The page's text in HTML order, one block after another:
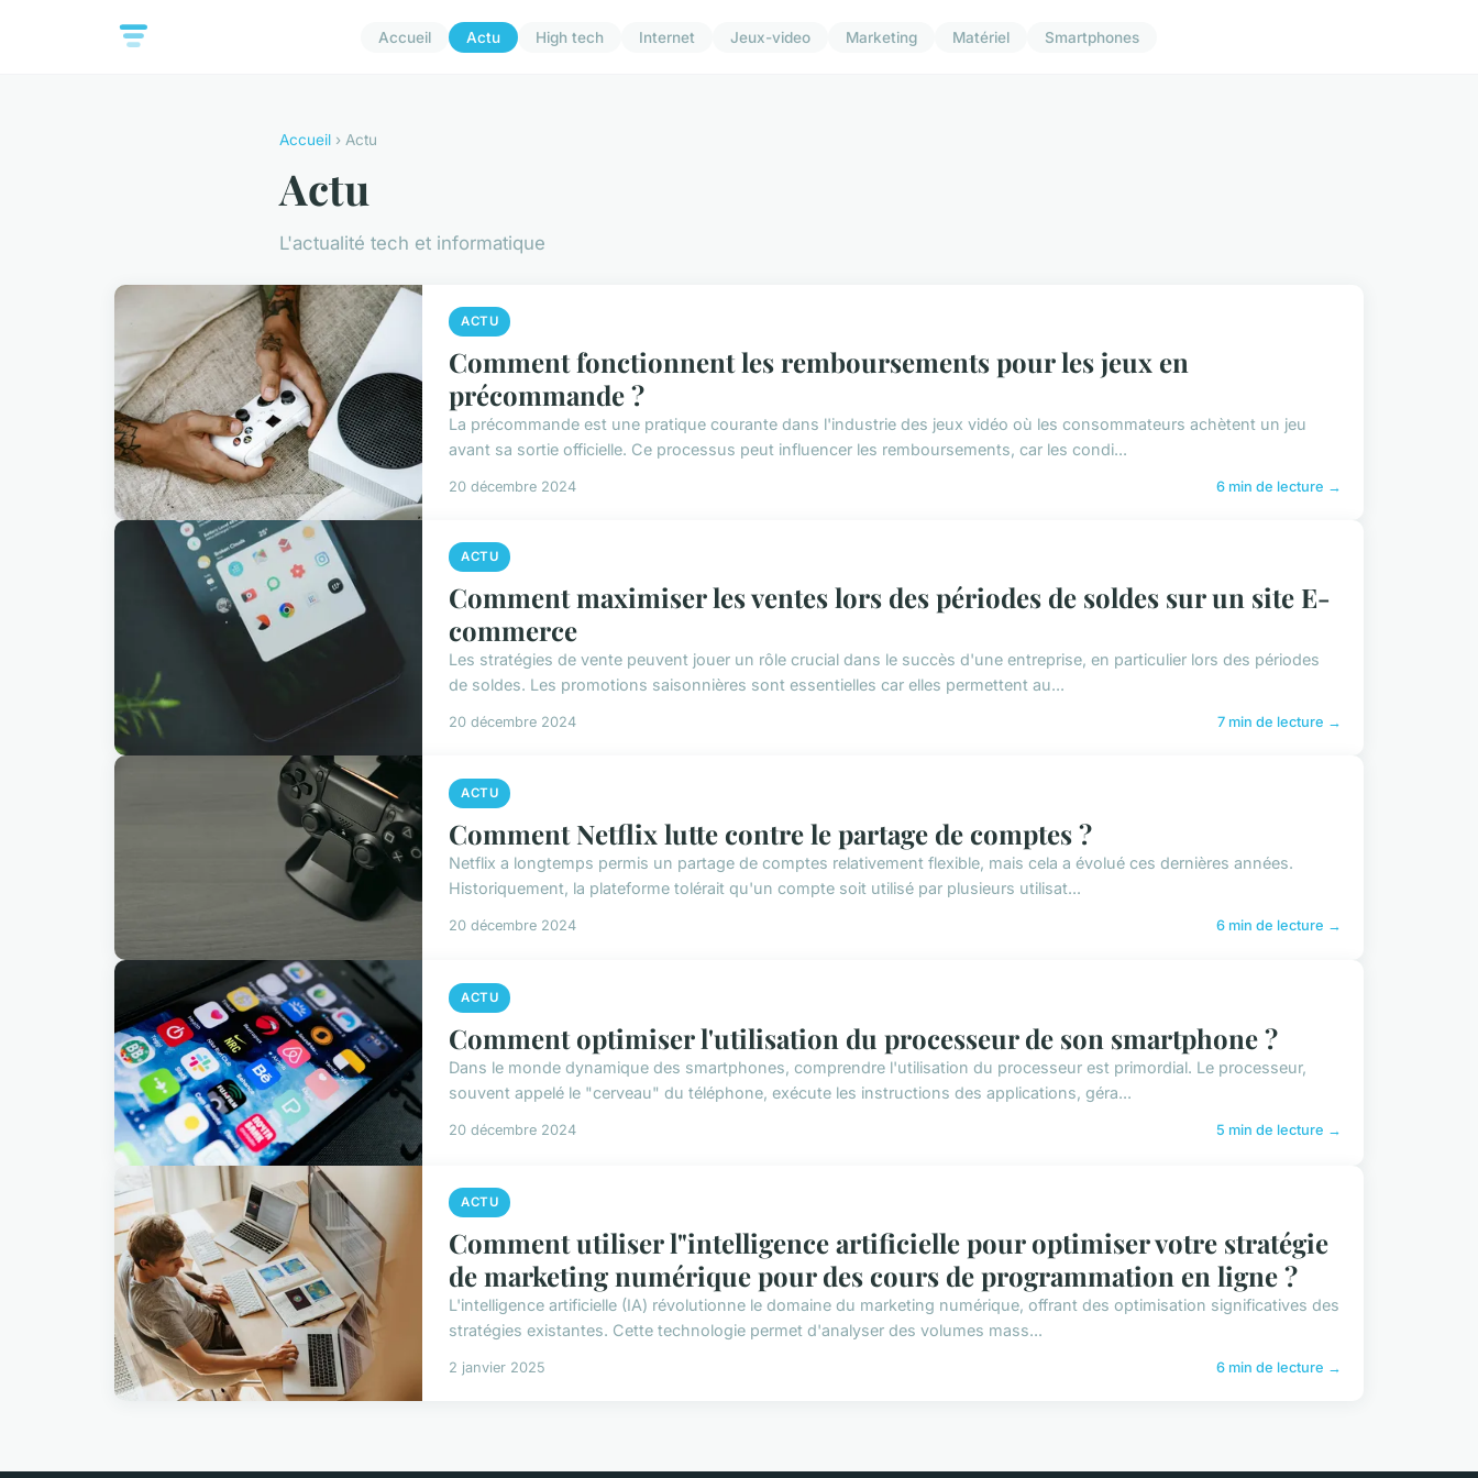
Accueil Actu High tech Internet Jeux-video Marketing Matériel Smartphones
Accueil › Actu
Actu
L'actualité tech et informatique
ACTU
Comment fonctionnent les remboursements pour les jeux en
précommande ?
La précommande est une pratique courante dans l'industrie des jeux vidéo où les consommateurs achètent un jeu
avant sa sortie officielle. Ce processus peut influencer les remboursements, car les condi...
20 décembre 2024 6 min de lecture →
ACTU
Comment maximiser les ventes lors des périodes de soldes sur un site E-
commerce
Les stratégies de vente peuvent jouer un rôle crucial dans le succès d'une entreprise, en particulier lors des périodes
de soldes. Les promotions saisonnières sont essentielles car elles permettent au...
20 décembre 2024 7 min de lecture →
ACTU
Comment Netflix lutte contre le partage de comptes ?
Netflix a longtemps permis un partage de comptes relativement flexible, mais cela a évolué ces dernières années.
Historiquement, la plateforme tolérait qu'un compte soit utilisé par plusieurs utilisat...
20 décembre 2024 6 min de lecture →
ACTU
Comment optimiser l'utilisation du processeur de son smartphone ?
Dans le monde dynamique des smartphones, comprendre l'utilisation du processeur est primordial. Le processeur,
souvent appelé le "cerveau" du téléphone, exécute les instructions des applications, géra...
20 décembre 2024 5 min de lecture →
ACTU
Comment utiliser l"intelligence artificielle pour optimiser votre stratégie
de marketing numérique pour des cours de programmation en ligne ?
L'intelligence artificielle (IA) révolutionne le domaine du marketing numérique, offrant des optimisation significatives des
stratégies existantes. Cette technologie permet d'analyser des volumes mass...
2 janvier 2025 6 min de lecture →